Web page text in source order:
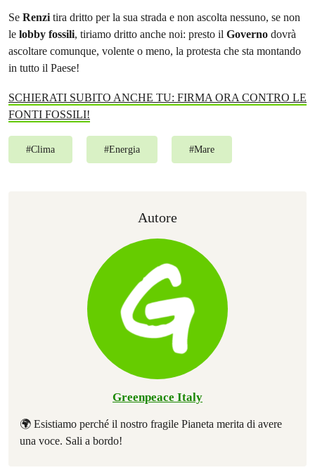
Se Renzitira dritto per la sua strada e non ascolta nessuno, se non
le lobby fossili, tiriamo dritto anche noi: presto il Governo dovrà
ascoltare comunque, volente o meno, la protesta che sta montando
in tutto il Paese!
SCHIERATI SUBITO ANCHE TU: FIRMA ORA CONTRO LE
FONTI FOSSILI!
#Clima #Energia #Mare
Autore
Greenpeace Italy
🌍 Esistiamo perché il nostro fragile Pianeta merita di avere
una voce. Sali a bordo!